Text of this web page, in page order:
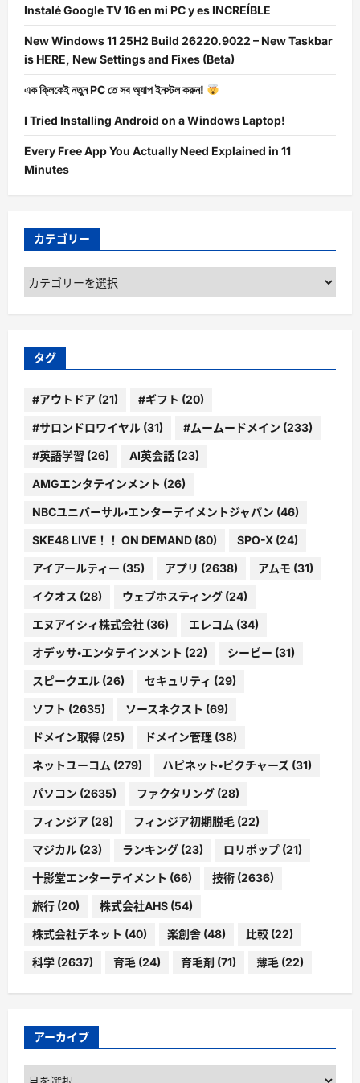
Instalé Google TV 16 en mi PC y es INCREÍBLE
New Windows 11 25H2 Build 26220.9022 – New Taskbar
is HERE, New Settings and Fixes (Beta)
এক ক্লিকেই নতুন PC তে সব অ্যাপ ইনস্টল করুন!
I Tried Installing Android on a Windows Laptop!
Every Free App You Actually Need Explained in 11
Minutes
カテゴリー
カ
テ
ゴ
ー
タグ
#アウトドア (21) #ギフト (20)
#サロンドロワイヤル (31) #ムームードメイン (233)
#英語学習 (26) AI英会話 (23)
AMGエンタテインメント (26)
NBCユニバーサル・エンターテイメントジャパン (46)
SKE48 LIVE！！ ON DEMAND (80) SPO-X (24)
アイアールティー (35) アプリ (2638) アムモ (31)
イクオス (28) ウェブホスティング (24)
エヌアイシィ株式会社 (36) エレコム (34)
オデッサ・エンタテインメント (22) シービー (31)
スピークエル (26) セキュリティ (29)
ソフト (2635) ソースネクスト (69)
ドメイン取得 (25) ドメイン管理 (38)
ネットユーコム (279) ハピネット・ピクチャーズ (31)
パソコン (2635) ファクタリング (28)
フィンジア (28) フィンジア初期脱毛 (22)
マジカル (23) ランキング (23) ロリポップ (21)
十影堂エンターテイメント (66) 技術 (2636)
旅行 (20) 株式会社AHS (54)
株式会社デネット (40) 楽創舎 (48) 比較 (22)
科学 (2637) 育毛 (24) 育毛剤 (71) 薄毛 (22)
アーカイブ
ア